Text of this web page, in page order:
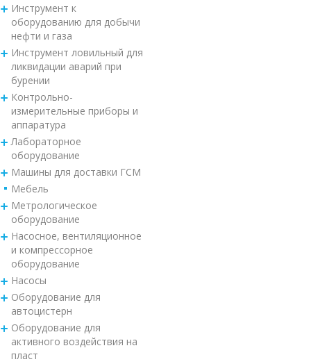
Инструмент к
оборудованию для добычи
нефти и газа
Инструмент ловильный для
ликвидации аварий при
бурении
Контрольно-
измерительные приборы и
аппаратура
Лабораторное
оборудование
Машины для доставки ГСМ
Мебель
Метрологическое
оборудование
Насосное, вентиляционное
и компрессорное
оборудование
Насосы
Оборудование для
автоцистерн
Оборудование для
активного воздействия на
пласт